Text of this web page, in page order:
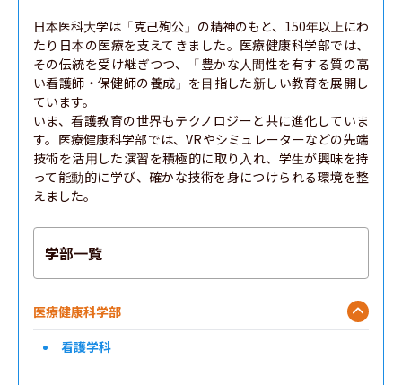
日本医科大学は「克己殉公」の精神のもと、150年以上にわ
たり日本の医療を支えてきました。医療健康科学部では、
その伝統を受け継ぎつつ、「豊かな人間性を有する質の高
い看護師・保健師の養成」を目指した新しい教育を展開し
ています。
いま、看護教育の世界もテクノロジーと共に進化していま
す。医療健康科学部では、VRやシミュレーターなどの先端
技術を活用した演習を積極的に取り入れ、学生が興味を持
って能動的に学び、確かな技術を身につけられる環境を整
えました。
学部一覧
医療健康科学部
看護学科